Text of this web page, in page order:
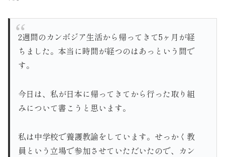
2週間のカンボジア生活から帰ってきて5ヶ月が経
ちました。本当に時間が経つのはあっという間で
す。
今日は、私が日本に帰ってきてから行った取り組
みについて書こうと思います。
私は中学校で養護教諭をしています。せっかく教
員という立場で参加させていただいたので、カン